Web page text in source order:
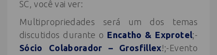
SC, você vai ver:
Multipropriedades será um dos temas
discutidos durante o Encatho & Exprotel;-
Sócio Colaborador – Grosfillex!;-Evento